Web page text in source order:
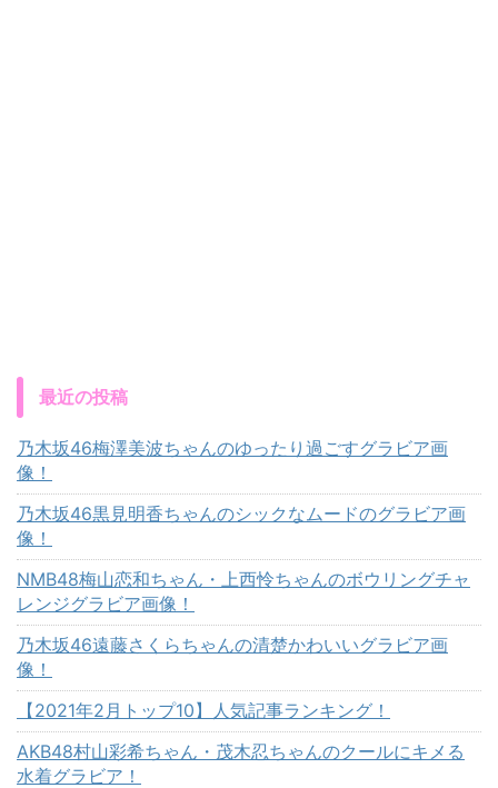
最近の投稿
乃木坂46梅澤美波ちゃんのゆったり過ごすグラビア画
像！
乃木坂46黒見明香ちゃんのシックなムードのグラビア画
像！
NMB48梅山恋和ちゃん・上西怜ちゃんのボウリングチャ
レンジグラビア画像！
乃木坂46遠藤さくらちゃんの清楚かわいいグラビア画
像！
【2021年2月トップ10】人気記事ランキング！
AKB48村山彩希ちゃん・茂木忍ちゃんのクールにキメる
水着グラビア！